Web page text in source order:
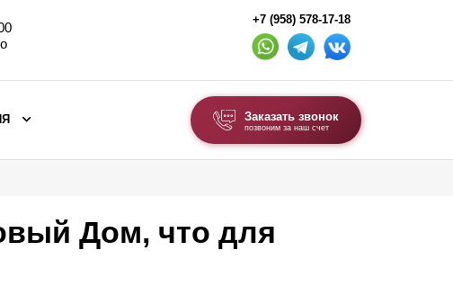
+7 (958) 578-17-18
Комбинированные заборы
Заказать звонок
позвоним за наш счет
Дом, что для